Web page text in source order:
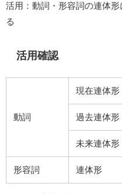
活用：動詞・形容詞の連体
る
活用確認
動詞
現在連体形
過去連体形
未来連体形
形容詞 連体形